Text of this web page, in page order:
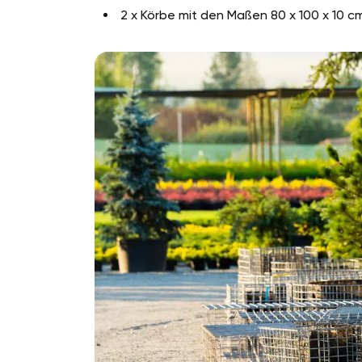
2 x Körbe mit den Maßen 80 x 100 x 10